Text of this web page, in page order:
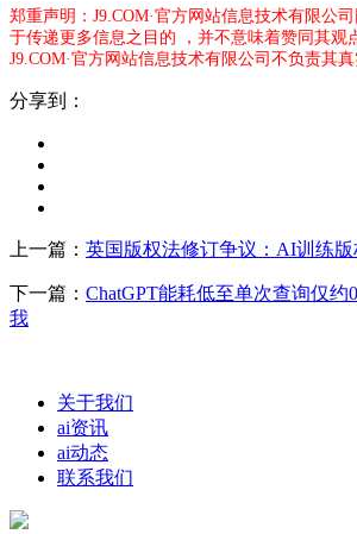
郑重声明：J9.COM·官方网站信息技术有限公
于传递更多信息之目的 ，并不意味着赞同其观
J9.COM·官方网站信息技术有限公司不负责其真
分享到：
上一篇： 英国版权法修订争议：AI训练
下一篇： ChatGPT能耗低至单次查询仅
我
关于我们
ai资讯
ai动态
联系我们